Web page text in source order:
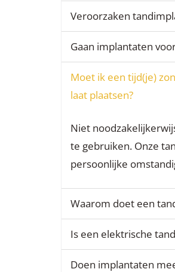
Veroorzaken
Gaan implantaten
Moet ik een tijd(je)
laat plaatsen?
Niet
te gebruiken. Onze
persoonlijke
Waarom doet een
Is een elektrische
Doen implantaten